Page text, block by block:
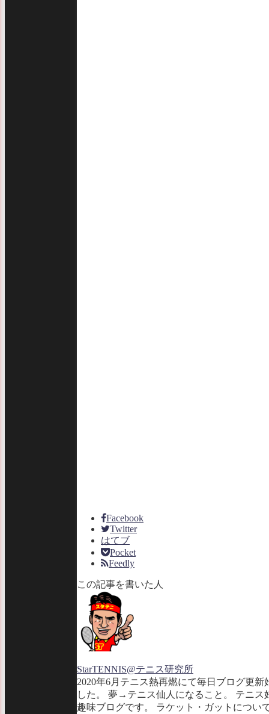
Facebook
Twitter
はてブ
Pocket
Feedly
この記事を書いた人
StarTENNIS@テニス研究所
2020年6月テニス熱再燃にて毎日ブログ更新
した。 夢→テニス仙人になること。 テニス
趣味ブログです。 ラケット・ガットについ